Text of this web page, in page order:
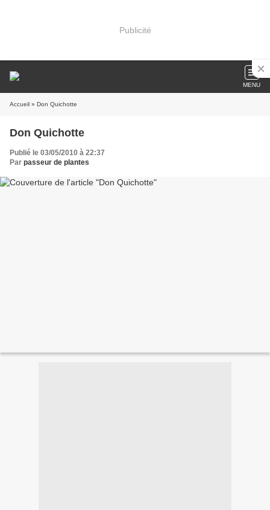
Publicité
MENU
Accueil » Don Quichotte
Don Quichotte
Publié le 03/05/2010 à 22:37
Par passeur de plantes